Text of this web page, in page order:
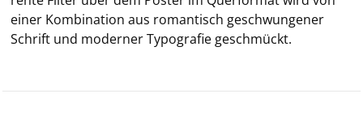
einer Kom­bi­na­ti­on aus ro­man­tisch ge­schwun­ge­ner
Schrift und mo­der­ner Ty­po­gra­fie ge­schmückt.